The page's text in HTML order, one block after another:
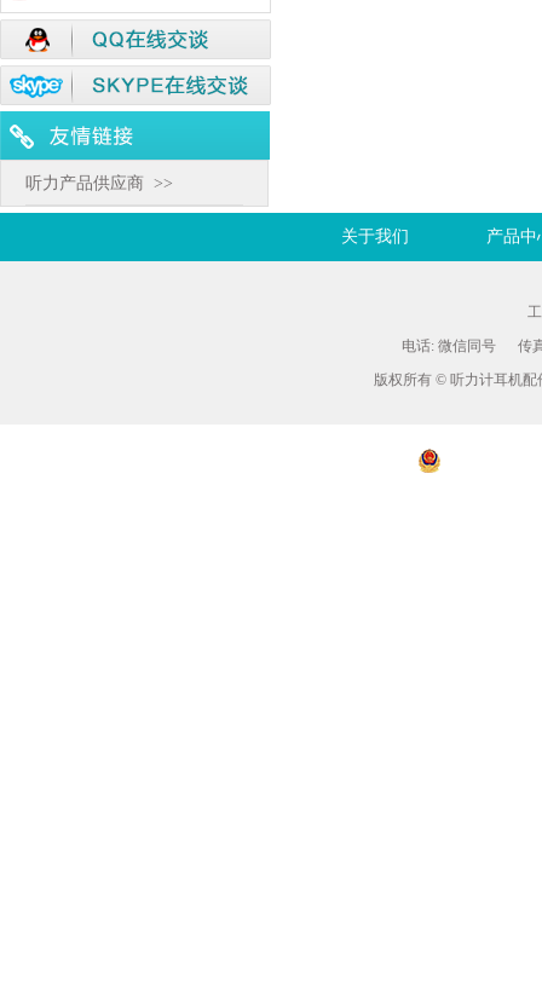
听力产品供应商 >>
关于我们 产品中
电话: 微信同号 传
版权所有 © 听力计耳机配